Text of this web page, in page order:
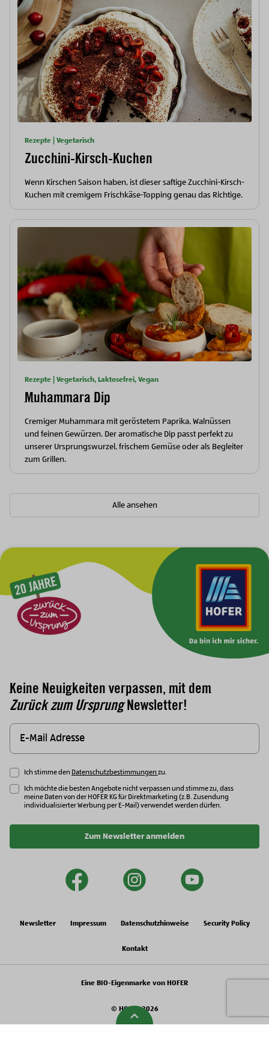
Rezepte | Vegetarisch
Zucchini-Kirsch-Kuchen
Wenn Kirschen Saison haben, ist dieser saftige Zucchini-Kirsch-
Kuchen mit cremigem Frischkäse-Topping genau das Richtige.
Rezepte | Vegetarisch, Laktosefrei, Vegan
Muhammara Dip
Cremiger Muhammara mit geröstetem Paprika, Walnüssen
und feinen Gewürzen. Der aromatische Dip passt perfekt zu
unserer Ursprungswurzel, frischem Gemüse oder als Begleiter
zum Grillen.
Alle ansehen
Zur Hauptnavigation
Keine Neuigkeiten verpassen, mit dem
Zurück zum UrsprungNewsletter!
Ich stimme den Datenschutzbestimmungenzu.
Ich möchte die besten Angebote nicht verpassen und stimme zu, dass
meine Daten von der HOFER KG für Direktmarketing (z.B. Zusendung
individualisierter Werbung per E-Mail) verwendet werden dürfen.
Zum Newsletter anmelden
facebookinstagram
Newsletter Impressum Datenschutzhinweise Security Policy
Kontakt
Eine BIO-Eigenmarke von HOFER
© HOFER 2026
Zur Spitze gehen